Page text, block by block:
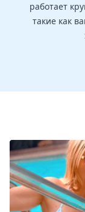
работает
такие как